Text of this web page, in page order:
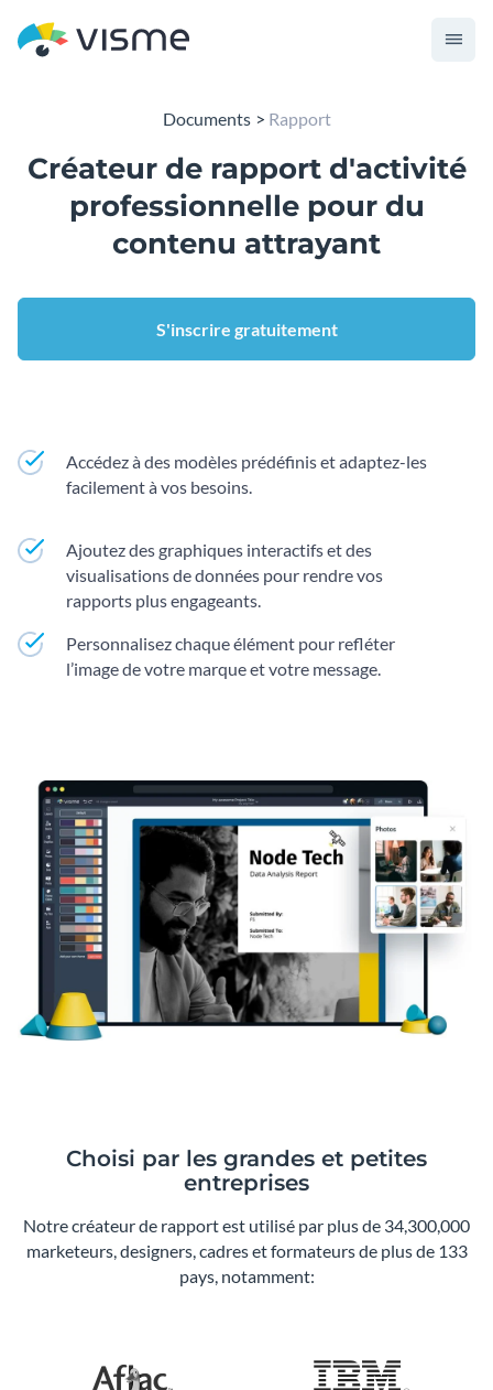
Documents Rapport
Créateur de rapport d'activité
professionnelle pour du
contenu attrayant
S'inscrire gratuitement
Accédez à des modèles prédéfinis et adaptez-les
facilement à vos besoins.
Ajoutez des graphiques interactifs et des
visualisations de données pour rendre vos
rapports plus engageants.
Personnalisez chaque élément pour refléter
l’image de votre marque et votre message.
Choisi par les grandes et petites
entreprises
Notre créateur de rapport est utilisé par plus de 34,300,000
marketeurs, designers, cadres et formateurs de plus de 133
pays, notamment: